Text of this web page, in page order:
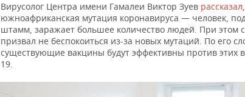
Вирусолог Центра имени Гамалеи Виктор Зуев рассказал
южноафриканская мутация коронавируса — человек,
штамм, заражает большее количество людей. При этом
призвал не беспокоиться из-за новых мутаций. По его
существующие вакцины будут эффективны против этих
19.